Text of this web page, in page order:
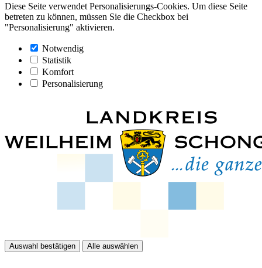
Diese Seite verwendet Personalisierungs-Cookies. Um diese Seite
betreten zu können, müssen Sie die Checkbox bei
"Personalisierung" aktivieren.
Notwendig
Statistik
Komfort
Personalisierung
Auswahl bestätigen Alle auswählen